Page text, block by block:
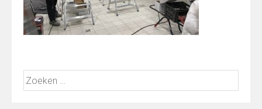
Zoeken
naar: